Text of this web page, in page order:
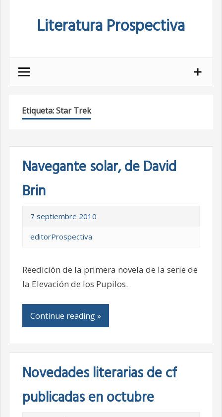
Literatura Prospectiva
Etiqueta:Star Trek
Navegante solar, de David
Brin
7 septiembre 2010
editorProspectiva
Reedición de la primera novela de la serie de
la Elevación de los Pupilos.
Continue reading »
Novedades literarias de cf
publicadas en octubre